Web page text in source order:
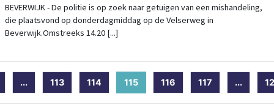
BEVERWIJK - De politie is op zoek naar getuigen van een mishandeling,
die plaatsvond op donderdagmiddag op de Velserweg in
Beverwijk.Omstreeks 14.20 [...]
... 113 114 115 (current)
116 117 ...